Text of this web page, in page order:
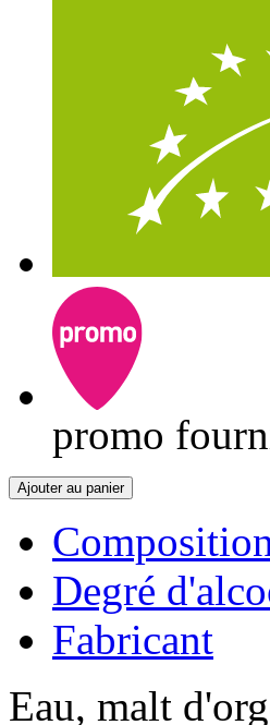
promo
Ajouter au panier
Degré
Fabricant
Eau, malt